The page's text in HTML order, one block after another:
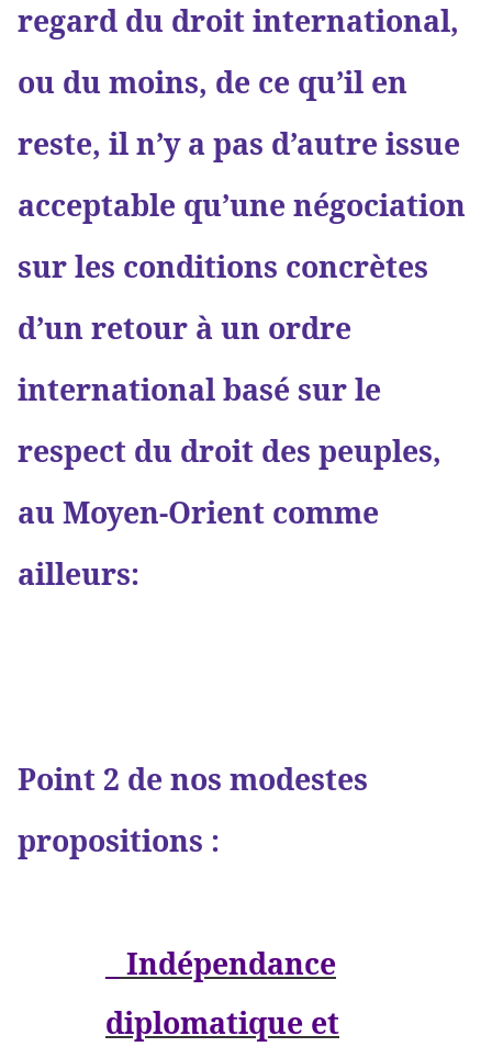
regard du droit international,
ou du moins, de ce qu’il en
reste, il n’y a pas d’autre issue
acceptable qu’une négociation
sur les conditions concrètes
d’un retour à un ordre
international basé sur le
respect du droit des peuples,
au Moyen-Orient comme
ailleurs:
Point 2 de nos modestes
propositions :
_ Indépendance
diplomatique et